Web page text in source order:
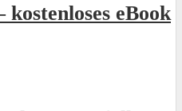
eBook